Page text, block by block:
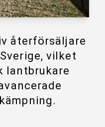
återförsäljare
vilket
lantbrukare